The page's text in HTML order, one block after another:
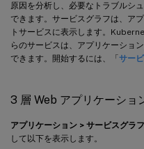
原因を分析し、必要なトラブルシ
できます。サービスグラフは、ア
トサービスに表示します。
らのサービスは、アプリケーショ
できます。開始するには、「サー
3 層 Web アプリケーショ
アプリケーション > サービスグラフ
して以下を表示します。